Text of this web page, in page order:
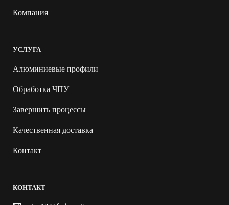
Компания
УСЛУГА
Алюминиевые профили
Обработка ЧПУ
Завершить процессы
Качественная доставка
Контакт
КОНТАКТ